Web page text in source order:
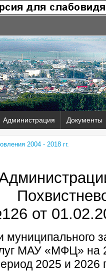
Администрация Документы
2004 - 2018 гг.
от
муниципального
МАУ «МФЦ» на
2025 и 2026